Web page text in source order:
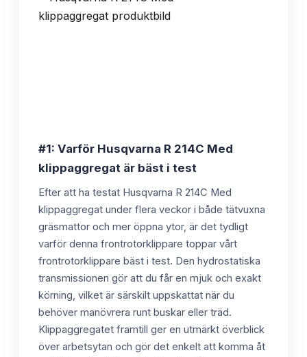
#1: Varför Husqvarna R 214C Med
klippaggregat är bäst i test
Efter att ha testat Husqvarna R 214C Med
klippaggregat under flera veckor i både tätvuxna
gräsmattor och mer öppna ytor, är det tydligt
varför denna frontrotorklippare toppar vårt
frontrotorklippare bäst i test. Den hydrostatiska
transmissionen gör att du får en mjuk och exakt
körning, vilket är särskilt uppskattat när du
behöver manövrera runt buskar eller träd.
Klippaggregatet framtill ger en utmärkt överblick
över arbetsytan och gör det enkelt att komma åt